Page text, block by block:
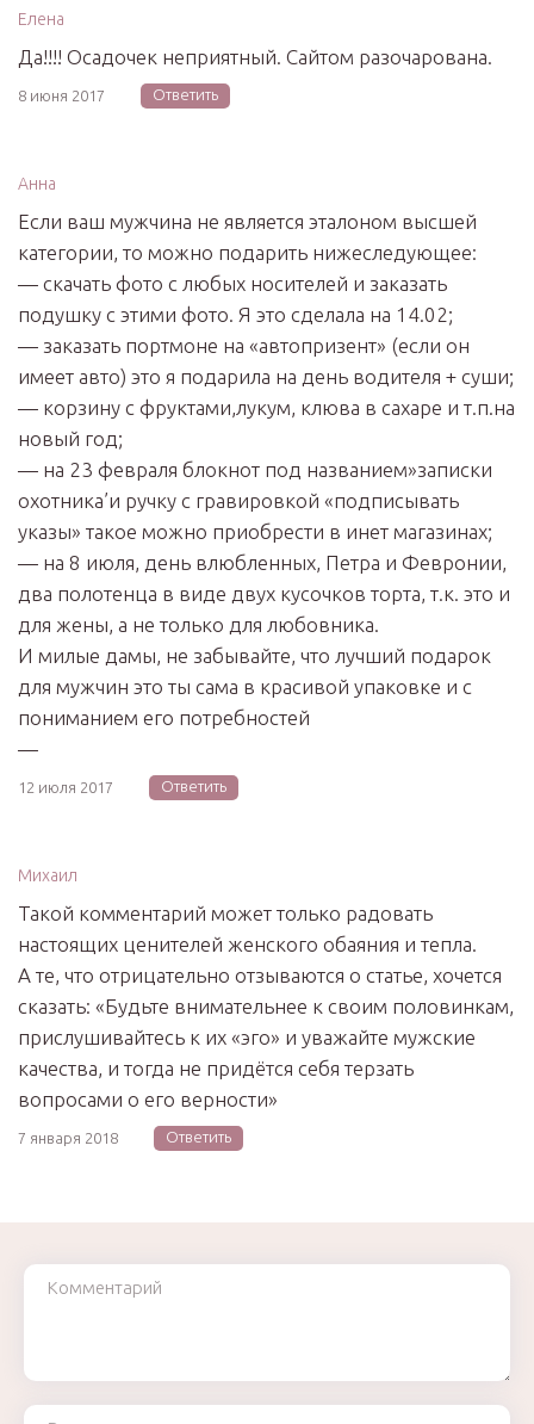
Елена
Да!!!! Осадочек неприятный. Сайтом разочарована.
8 июня 2017 Ответить
Анна
Если ваш мужчина не является эталоном высшей
категории, то можно подарить нижеследующее:
— скачать фото с любых носителей и заказать
подушку с этими фото. Я это сделала на 14.02;
— заказать портмоне на «автопризент» (если он
имеет авто) это я подарила на день водителя + суши;
— корзину с фруктами,лукум, клюва в сахаре и т.п.на
новый год;
— на 23 февраля блокнот под названием»записки
охотника’и ручку с гравировкой «подписывать
указы» такое можно приобрести в инет магазинах;
— на 8 июля, день влюбленных, Петра и Февронии,
два полотенца в виде двух кусочков торта, т.к. это и
для жены, а не только для любовника.
И милые дамы, не забывайте, что лучший подарок
для мужчин это ты сама в красивой упаковке и с
пониманием его потребностей
—
12 июля 2017 Ответить
Михаил
Такой комментарий может только радовать
настоящих ценителей женского обаяния и тепла.
А те, что отрицательно отзываются о статье, хочется
сказать: «Будьте внимательнее к своим половинкам,
прислушивайтесь к их «эго» и уважайте мужские
качества, и тогда не придётся себя терзать
вопросами о его верности»
7 января 2018 Ответить
Комментарий
Ваше имя